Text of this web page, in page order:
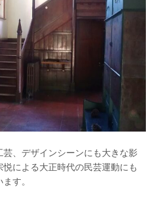
芸、デザインシーンにも大きな影
による大正時代の民芸運動にも
す。